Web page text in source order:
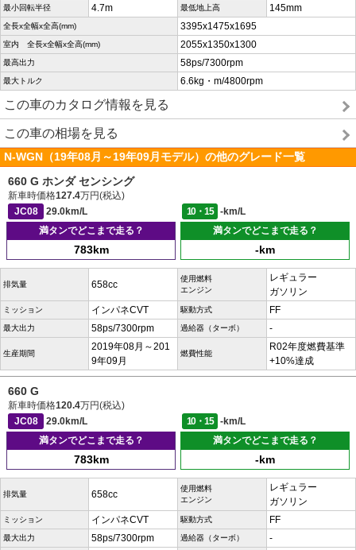
最小回転半径 4.7m 最低地上高 145mm
全長x全幅x全高(mm) 3395x1475x1695
室内 全長x全幅x全高(mm) 2055x1350x1300
最高出力 58ps/7300rpm
最大トルク 6.6kg・m/4800rpm
この車のカタログ情報を見る
この車の相場を見る
N-WGN（19年08月～19年09月モデル）の他のグレード一覧
660 G ホンダ センシング
新車時価格127.4万円(税込)
JC08
29.0km/L 10・15
-km/L
満タンでどこまで走る？
783km
満タンでどこまで走る？
-km
排気量 658cc
使用燃料
エンジン
レギュラー
ガソリン
ミッション インパネCVT 駆動方式 FF
最大出力 58ps/7300rpm 過給器（ターボ） -
生産期間
2019年08月～201
9年09月
燃費性能
R02年度燃費基準
+10%達成
660 G
新車時価格120.4万円(税込)
JC08
29.0km/L 10・15
-km/L
満タンでどこまで走る？
783km
満タンでどこまで走る？
-km
排気量 658cc
使用燃料
エンジン
レギュラー
ガソリン
ミッション インパネCVT 駆動方式 FF
最大出力 58ps/7300rpm 過給器（ターボ） -